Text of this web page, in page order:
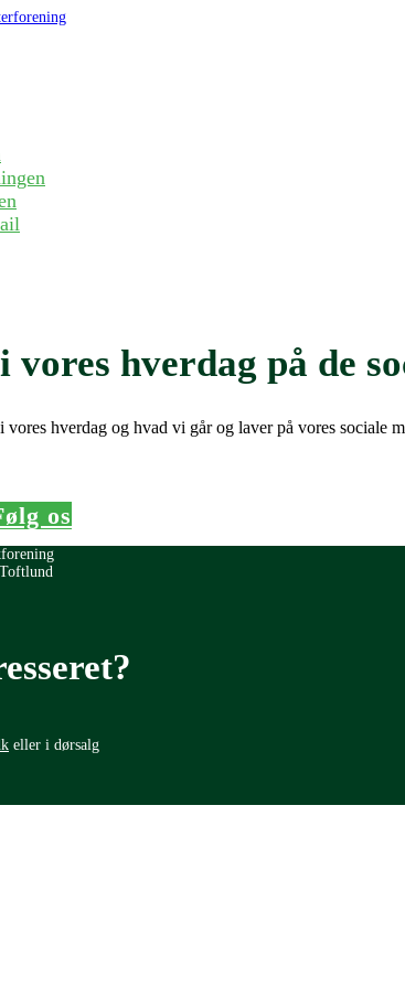
vores hverdag på de
hverdag og hvad vi går og laver på vores sociale
os
eller i dørsalg